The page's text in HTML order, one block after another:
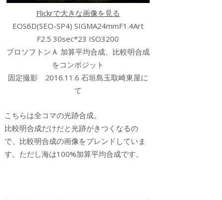
Flickrで大きな画像を見る
EOS6D(SEO-SP4) SIGMA24mmF1.4Art
F2.5 30sec*23 ISO3200
プロソフトンＡ 加算平均合成、比較明合成
をコンポジット
固定撮影 2016.11.6 石垣島玉取崎東屋に
て
こちらは全コマの光跡合成。
比較明合成だけだと光跡がきつくなるの
で、比較明合成の画像をブレンドしていま
す。ただし海は100%加算平均合成です。